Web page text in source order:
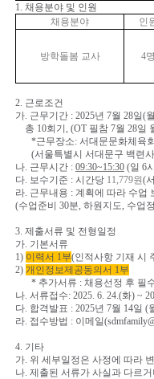
1. 채용분야 및 인원
채용분야
인
방학돌봄 교사 4
2. 근로조건
가. 근무기간 : 2025년 7월 28일(
총 10회기 , (OT 필참 7월 28일
*근무장소: 서대문문화체육
(서울특별시 서대문구 백련
나. 근무시간 : 09:30~15:30 (일 6
다. 보수기준 : 시간당 11,779원(
라. 근무내용 : 계획에 따라 수업
(수업준비 30분, 하원지도, 수업
3. 제출서류 및 전형일정
가. 기본서류
1) 이력서 1부(인적사항 기재 시
2) 개인정보제공동의서 1부
* 추가서류 : 채용선정 후 필
나. 서류접수: 2025. 6. 24.(화) ~
다. 합격발표 : 2025년 7월 14일 (
라. 접수방법 : 이메일
4. 기타
가. 위 세부일정은 사정에 따라
나. 제출된 서류가 사실과 다르